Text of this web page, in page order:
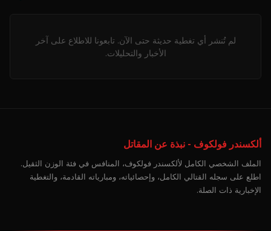
لم تُنشر أي تغطية حديثة حتى الآن. تابعونا للاطلاع على آخر
الأخبار والتحليلات.
ألكسندر فولكوف - نبذة عن المقاتل
الملف الشخصي الكامل لألكسندر فولكوف، المنافس في فئة الوزن الثقيل.
اطلع على سجله القتالي الكامل، وإحصائياته، ومبارياته القادمة، والتغطية
الإخبارية ذات الصلة.